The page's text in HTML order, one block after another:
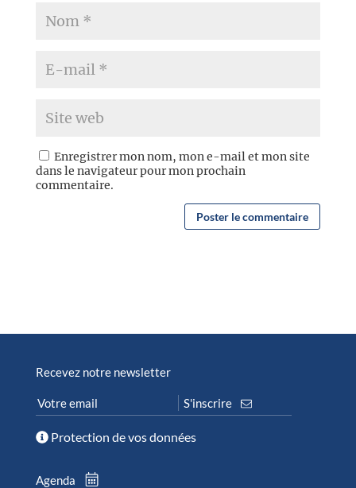
Enregistrer mon nom, mon e-mail et mon site
dans le navigateur pour mon prochain
commentaire.
Recevez notre newsletter
Protection de vos données
Agenda